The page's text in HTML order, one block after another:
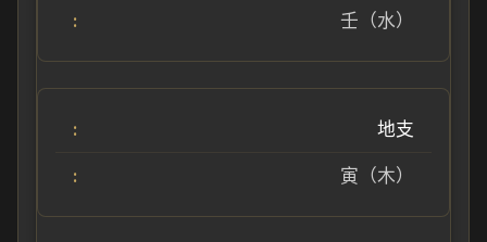
壬（水）
地支
寅（木）